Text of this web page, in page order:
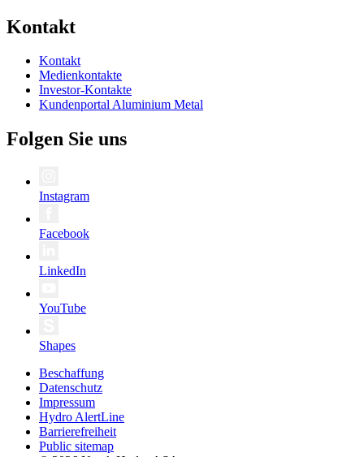
Kontakt
Kontakt
Medienkontakte
Investor-Kontakte
Kundenportal Aluminium Metal
Folgen Sie uns
Instagram
Facebook
LinkedIn
YouTube
Shapes
Beschaffung
Datenschutz
Impressum
Hydro AlertLine
Barrierefreiheit
Public sitemap